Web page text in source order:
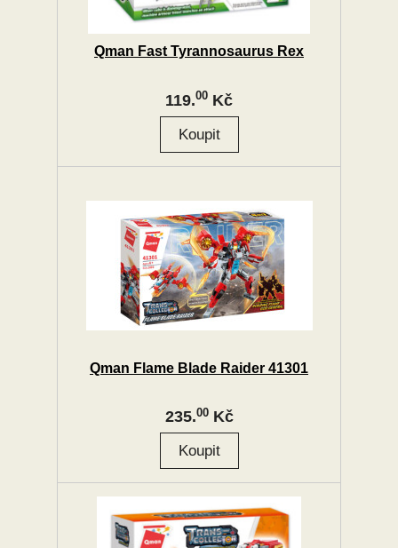
Qman Fast Tyrannosaurus Rex
119.00 Kč
Qman Flame Blade Raider 41301
235.00Kč